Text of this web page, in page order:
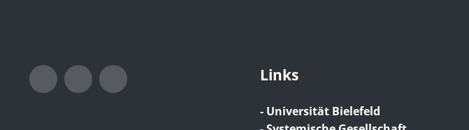
InstagramLinkedIn Links
- Universität Bielefeld